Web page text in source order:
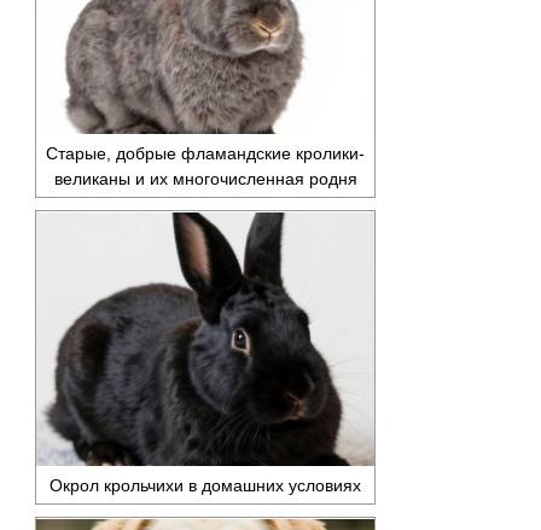
Старые, добрые фламандские кролики-
великаны и их многочисленная родня
Окрол крольчихи в домашних условиях